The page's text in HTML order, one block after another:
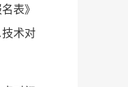
表》
术对